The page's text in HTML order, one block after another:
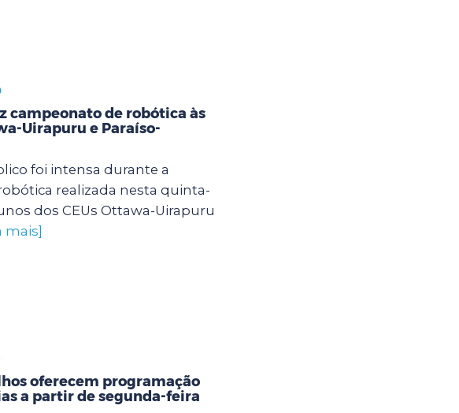
campeonato de robótica às
Uirapuru e Paraíso-
foi intensa durante a
realizada nesta quinta-
dos CEUs Ottawa-Uirapuru
mais]
oferecem programação
a partir de segunda-feira